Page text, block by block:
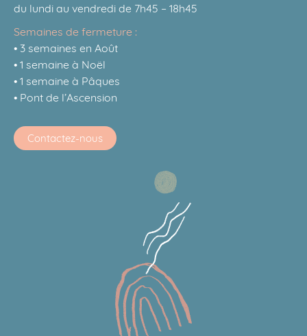
du lundi au vendredi de 7h45 – 18h45
Semaines de fermeture :
• 3 semaines en Août
• 1 semaine à Noël
• 1 semaine à Pâques
• Pont de l’Ascension
Contactez-nous